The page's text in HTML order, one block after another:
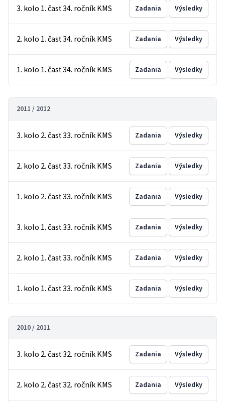
3. kolo 1. časť 34. ročník KMS Zadania Výsledky
2. kolo 1. časť 34. ročník KMS Zadania Výsledky
1. kolo 1. časť 34. ročník KMS Zadania Výsledky
2011 / 2012
3. kolo 2. časť 33. ročník KMS Zadania Výsledky
2. kolo 2. časť 33. ročník KMS Zadania Výsledky
1. kolo 2. časť 33. ročník KMS Zadania Výsledky
3. kolo 1. časť 33. ročník KMS Zadania Výsledky
2. kolo 1. časť 33. ročník KMS Zadania Výsledky
1. kolo 1. časť 33. ročník KMS Zadania Výsledky
2010 / 2011
3. kolo 2. časť 32. ročník KMS Zadania Výsledky
2. kolo 2. časť 32. ročník KMS Zadania Výsledky